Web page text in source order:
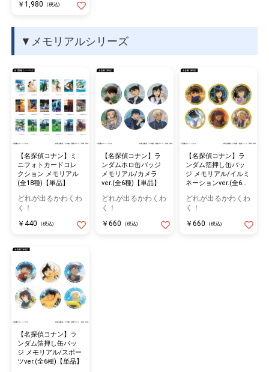
￥1,980 (税込)
▼メモリアルシリーズ
【名探偵コナン】ミ
ニフォトカードコレ
クション メモリアル
(全18種)【単品】
どれが出るかわくわ
く！
￥440
(税込)
【名探偵コナン】ラ
ンダムホロ缶バッジ
メモリアル/カメラ
ver.(全6種)【単品】
どれが出るかわくわ
く！
￥660
(税込)
【名探偵コナン】ラ
ンダム箔押し缶バッ
ジ メモリアル/イルミ
ネーションver.(全6種)
どれが出るかわくわ
く！
￥660
(税込)
【名探偵コナン】ラ
ンダム箔押し缶バッ
ジ メモリアル/スポー
ツver.(全6種)【単品】